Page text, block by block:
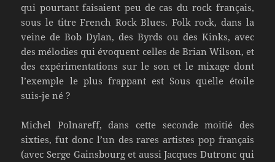
qui pourtant faisaient peu de cas du rock français,
sous le titre French Rock Blues. Folk rock, dans la
veine de Bob Dylan, des Byrds ou des Kinks, avec
des mélodies qui évoquent celles de Brian Wilson, et
des expérimentations sur le son et le mixage dont
l’exemple le plus frappant est Sous quelle étoile
suis-je né ?
Michel Polnareff, dans cette seconde moitié des
sixties, fut donc l’un des rares artistes pop français
(avec Serge Gainsbourg et aussi Jacques Dutronc qui